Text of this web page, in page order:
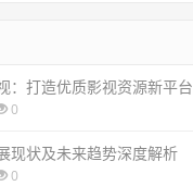
：打造优质影视资源新平台
0
现状及未来趋势深度解析
0